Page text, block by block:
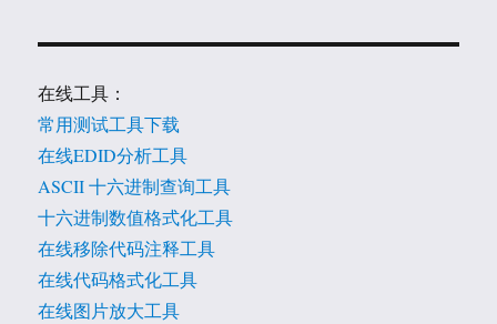
在线工具：
常用测试工具下载
在线EDID分析工具
ASCII 十六进制查询工具
十六进制数值格式化工具
在线移除代码注释工具
在线代码格式化工具
在线图片放大工具